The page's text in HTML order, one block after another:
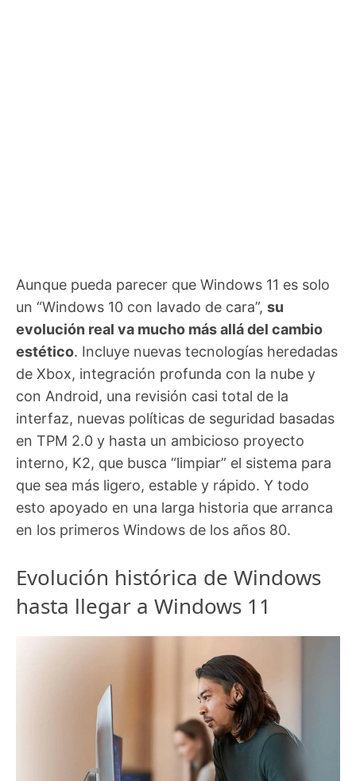
Aunque pueda parecer que Windows 11 es solo
un “Windows 10 con lavado de cara”, su
evolución real va mucho más allá del cambio
estético. Incluye nuevas tecnologías heredadas
de Xbox, integración profunda con la nube y
con Android, una revisión casi total de la
interfaz, nuevas políticas de seguridad basadas
en TPM 2.0 y hasta un ambicioso proyecto
interno, K2, que busca “limpiar” el sistema para
que sea más ligero, estable y rápido. Y todo
esto apoyado en una larga historia que arranca
en los primeros Windows de los años 80.
Evolución histórica de Windows
hasta llegar a Windows 11